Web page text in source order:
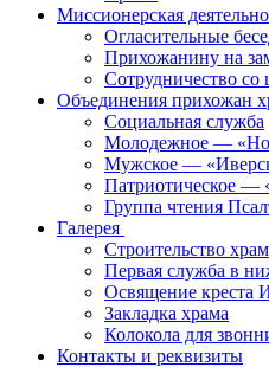
Миссионерская
Огласительные
Прихожанину на
Сотрудничество со
Объединения прихожан
Социальная служба
Молодежное —
Мужское —
Патриотическое —
Группа чтения
Галерея
Строительство
Первая служба в
Освящение креста
Закладка храма
Колокола для
Контакты и реквизиты